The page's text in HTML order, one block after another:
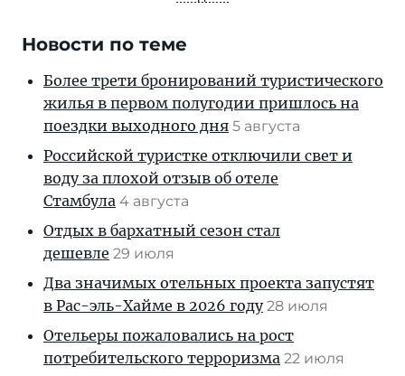
Новости по теме
Более трети бронирований туристического
жилья в первом полугодии пришлось на
поездки выходного дня 5 августа
Российской туристке отключили свет и
воду за плохой отзыв об отеле
Стамбула 4 августа
Отдых в бархатный сезон стал
дешевле 29 июля
Два значимых отельных проекта запустят
в Рас-эль-Хайме в 2026 году 28 июля
Отельеры пожаловались на рост
потребительского терроризма 22 июля